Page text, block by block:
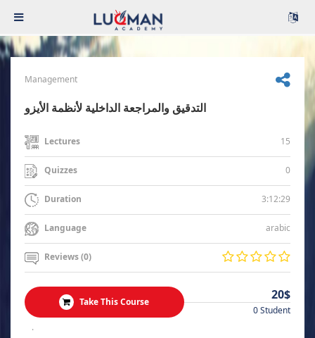
Management
التدقيق والمراجعة الداخلية لأنظمة الأيزو
Lectures 15
Quizzes 0
Duration 3:12:29
Language arabic
Reviews (0)
Take This Course 20$
0 Student
.